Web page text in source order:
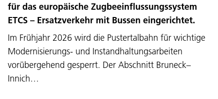
für das europäische Zugbeeinflussungssystem
ETCS – Ersatzverkehr mit Bussen eingerichtet.
Im Frühjahr 2026 wird die Pustertalbahn für wichtige
Modernisierungs- und Instandhaltungsarbeiten
vorübergehend gesperrt. Der Abschnitt Bruneck–
Innich…